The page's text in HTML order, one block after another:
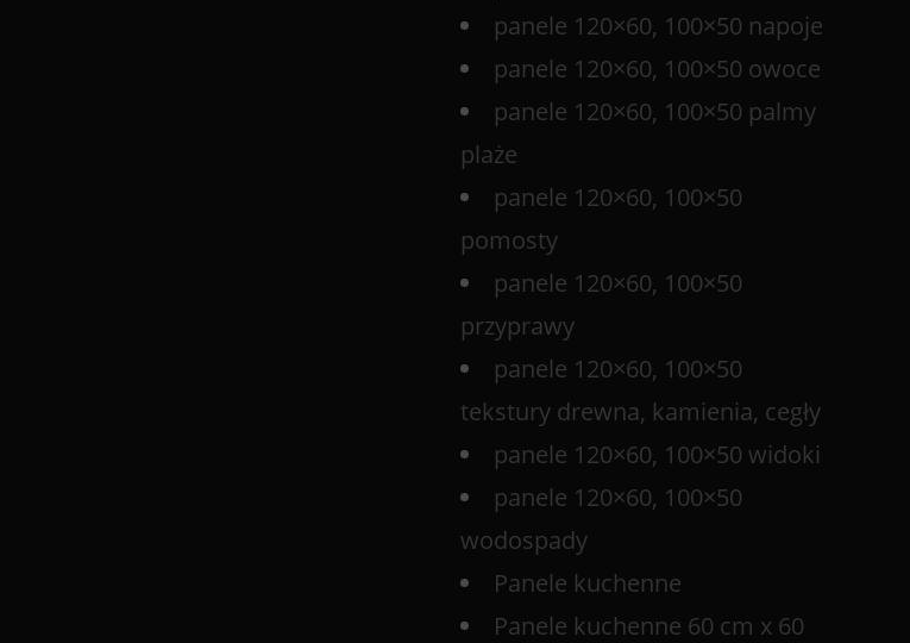
panele 120×60, 100×50 napoje
panele 120×60, 100×50 owoce
panele 120×60, 100×50 palmy
plaże
panele 120×60, 100×50
pomosty
panele 120×60, 100×50
przyprawy
panele 120×60, 100×50
tekstury drewna, kamienia, cegły
panele 120×60, 100×50 widoki
panele 120×60, 100×50
wodospady
Panele kuchenne
Panele kuchenne 60 cm x 60